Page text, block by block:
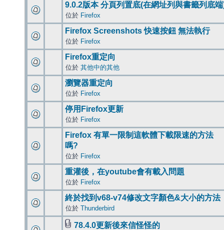
9.0.2版本 分頁列置底(在網址列與書籤列底
位於 Firefox
Firefox Screenshots 快速按鈕 無法執行
位於 Firefox
Firefox重定向
位於 其他中的其他
瀏覽器重定向
位於 Firefox
停用Firefox更新
位於 Firefox
Firefox 有單一限制這軟體下載限速的方法
嗎?
位於 Firefox
重灌後，在youtube會有載入問題
位於 Firefox
終於找到v68-v74修改文字顏色&大小的方法
位於 Thunderbird
78.4.0更新後來信怪怪的